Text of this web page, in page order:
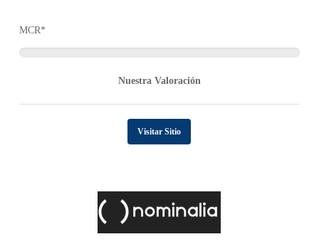
MCR*
Nuestra Valoración
Visitar Sitio